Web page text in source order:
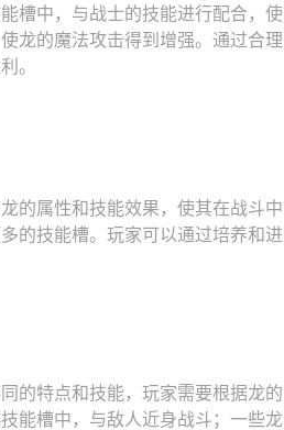
槽中，与战士的技能进行配合，使
龙的魔法攻击得到增强。通过合理
。
的属性和技能效果，使其在战斗中
的技能槽。玩家可以通过培养和进
的特点和技能，玩家需要根据龙的
能槽中，与敌人近身战斗；一些龙